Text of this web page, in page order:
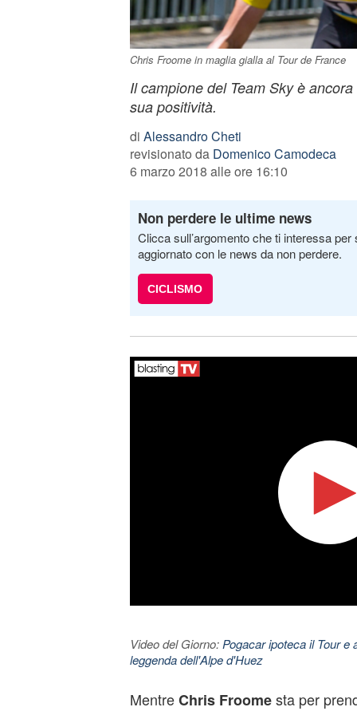
Chris Froome in maglia gialla al Tour de France
Il campione del Team Sky è
sua positività.
di Alessandro Cheti
revisionato da Domenico Camodeca
6 marzo 2018 alle ore 16:10
Non perdere le ultime news
Clicca sull’argomento che ti interessa
aggiornato con le news da non perdere.
CICLISMO
Video del Giorno: Pogacar ipoteca il Tour e
leggenda dell'Alpe d'Huez
MentreChris Froomesta per